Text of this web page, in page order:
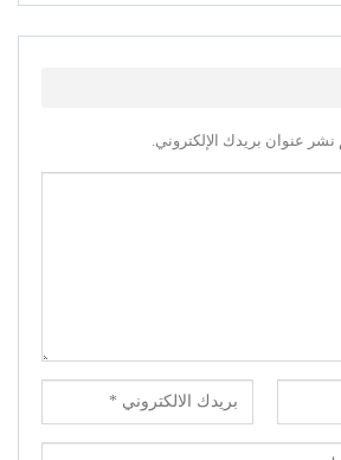
نشر عنوان بريدك الإلكتروني.